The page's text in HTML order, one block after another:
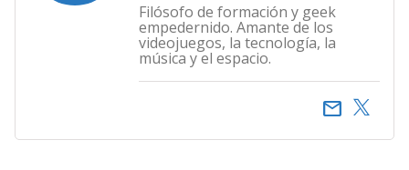
Filósofo de formación y geek
empedernido. Amante de los
videojuegos, la tecnología, la
música y el espacio.
email